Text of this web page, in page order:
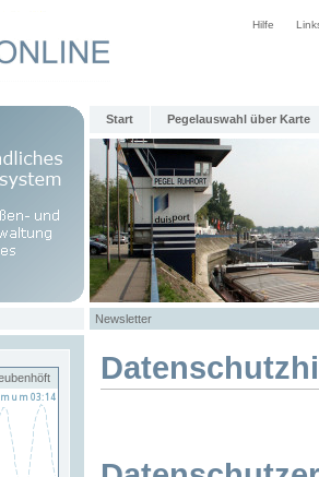
Hilfe
Start Pegelauswahl über Karte
Newsletter